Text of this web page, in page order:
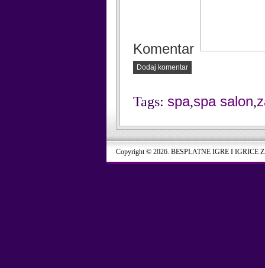
Komentar
Dodaj komentar
Tags: spa,spa salon,
Copyright © 2026. BESPLATNE IGRE I IGRICE